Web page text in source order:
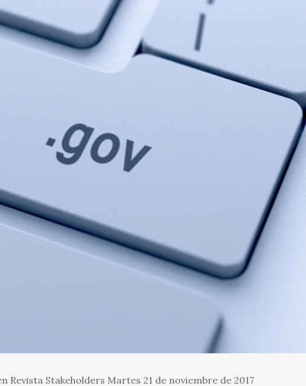
Revista Stakeholders Martes 21 de noviembre de 2017